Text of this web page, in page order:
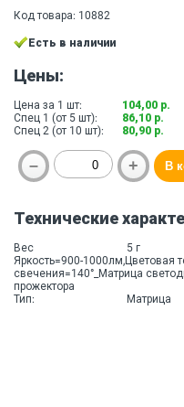
Код товара: 10882
Есть в наличии
Цены:
Цена за 1 шт:
104,00 р.
Спец 1 (от 5 шт):
86,10 р.
Спец 2 (от 10 шт):
80,90 р.
Технические
Вес
5 г
Яркость=900-1000лм,Цветовая
свечения=140°_Матрица
прожектора
Тип:
Матрица